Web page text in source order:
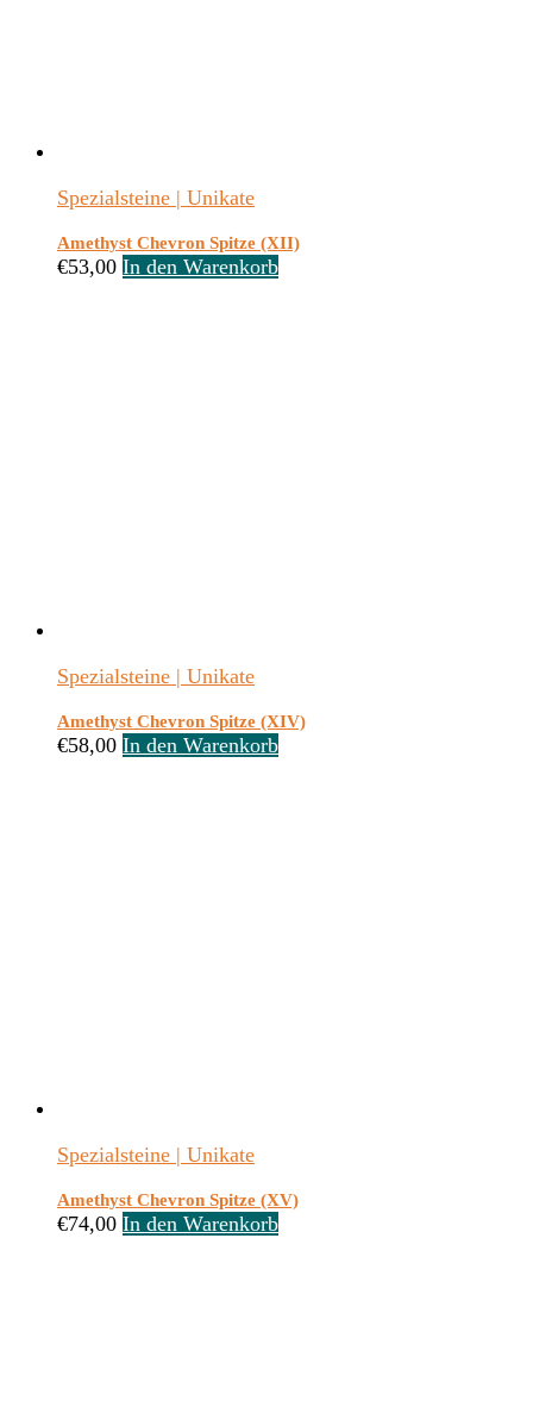
Spezialsteine | Unikate
Amethyst Chevron Spitze (XII)
€53,00 In den Warenkorb
Spezialsteine | Unikate
Amethyst Chevron Spitze (XIV)
€58,00 In den Warenkorb
Spezialsteine | Unikate
Amethyst Chevron Spitze (XV)
€74,00 In den Warenkorb